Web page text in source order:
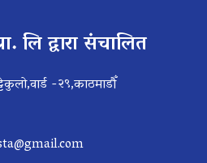
लि द्वारा संचालित
-२९,काठमाडौँ